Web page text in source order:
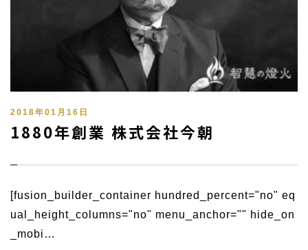
2018年01月16日
1880年創業 株式会社今朝
[fusion_builder_container hundred_percent="no" eq
ual_height_columns="no" menu_anchor="" hide_on
_mobi…